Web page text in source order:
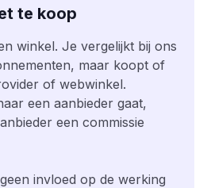
te koop
winkel. Je vergelijkt bij ons
maar koopt of
of webwinkel.
een aanbieder gaat,
een commissie
invloed op de werking